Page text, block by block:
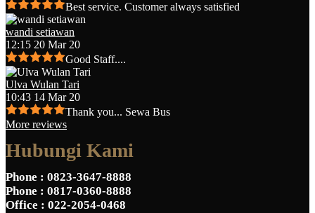
Best service. Customer always satisfied
wandi setiawan
12:15 20 Mar 20
Good Staff....
Ulva Wulan Tari
10:43 14 Mar 20
Thank you... Sewa Bus
More reviews
Hubungi Kami
Phone : 0823-3647-8888
Phone : 0817-0360-8888
Office : 022-2054-0468